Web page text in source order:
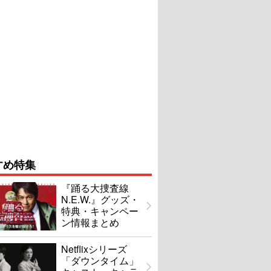
特集
『踊る大捜査線
N.E.W.』グッズ・
特典・キャンペー
ン情報まとめ
Netflixシリーズ
「ダウンタイム」